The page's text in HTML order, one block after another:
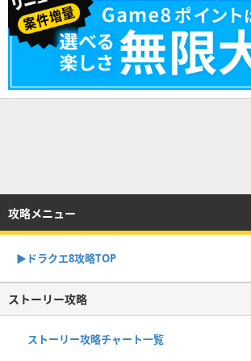
攻略メニュー
▶︎ドラクエ8攻略TOP
ストーリー攻略
ストーリー攻略チャート一覧